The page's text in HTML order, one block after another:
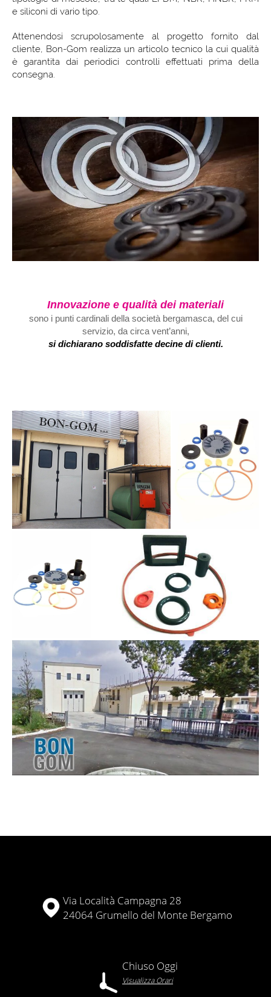
e siliconi di vario tipo.
Attenendosi scrupolosamente al progetto fornito dal
cliente, Bon-Gom realizza un articolo tecnico la cui qualità
è garantita dai periodici controlli effettuati prima della
consegna.
Innovazione e qualità dei materiali
sono i punti cardinali della società bergamasca, del cui
servizio, da circa vent’anni,
si dichiarano soddisfatte decine di clienti.
Via Località Campagna 28
24064 Grumello del Monte Bergamo
Chiuso Oggi
Visualizza Orari